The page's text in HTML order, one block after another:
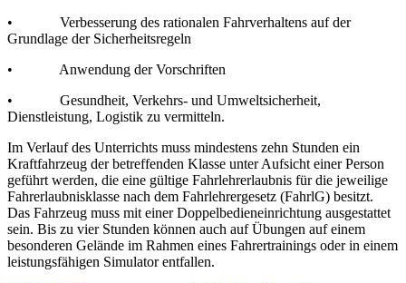
• Verbesserung des rationalen Fahrverhaltens auf der
Grundlage der Sicherheitsregeln
• Anwendung der Vorschriften
• Gesundheit, Verkehrs- und Umweltsicherheit,
Dienstleistung, Logistik zu vermitteln.
Im Verlauf des Unterrichts muss mindestens zehn Stunden ein
Kraftfahrzeug der betreffenden Klasse unter Aufsicht einer Person
geführt werden, die eine gültige Fahrlehrerlaubnis für die jeweilige
Fahrerlaubnisklasse nach dem Fahrlehrergesetz (FahrlG) besitzt.
Das Fahrzeug muss mit einer Doppelbedieneinrichtung ausgestattet
sein. Bis zu vier Stunden können auch auf Übungen auf einem
besonderen Gelände im Rahmen eines Fahrertrainings oder in einem
leistungsfähigen Simulator entfallen.